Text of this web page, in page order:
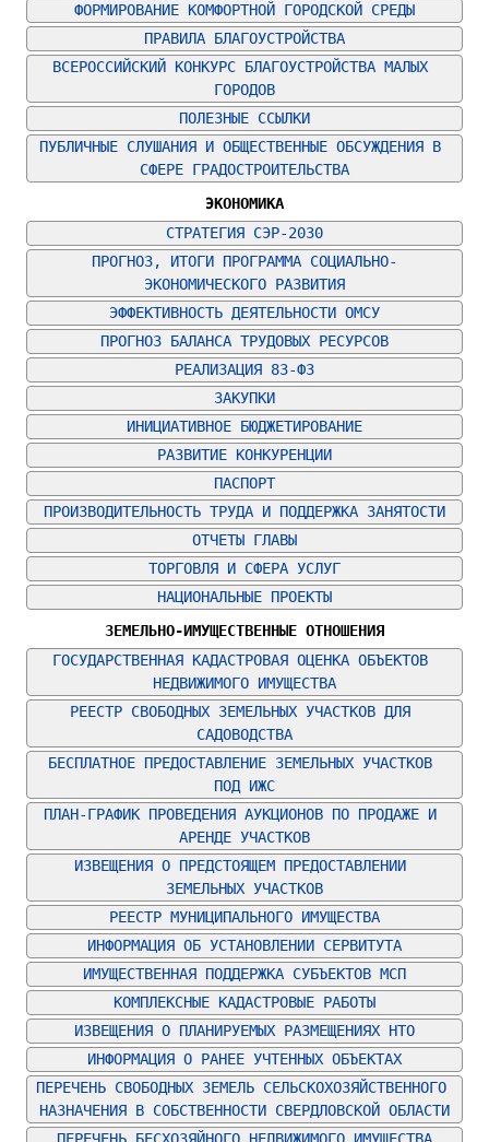
ФОРМИРОВАНИЕ КОМФОРТНОЙ ГОРОДСКОЙ СРЕДЫ
ПРАВИЛА БЛАГОУСТРОЙСТВА
ВСЕРОССИЙСКИЙ КОНКУРС БЛАГОУСТРОЙСТВА МАЛЫХ
ГОРОДОВ
ПОЛЕЗНЫЕ ССЫЛКИ
ПУБЛИЧНЫЕ СЛУШАНИЯ И ОБЩЕСТВЕННЫЕ ОБСУЖДЕНИЯ В
СФЕРЕ ГРАДОСТРОИТЕЛЬСТВА
ЭКОНОМИКА
СТРАТЕГИЯ СЭР-2030
ПРОГНОЗ, ИТОГИ ПРОГРАММА СОЦИАЛЬНО-
ЭКОНОМИЧЕСКОГО РАЗВИТИЯ
ЭФФЕКТИВНОСТЬ ДЕЯТЕЛЬНОСТИ ОМСУ
ПРОГНОЗ БАЛАНСА ТРУДОВЫХ РЕСУРСОВ
РЕАЛИЗАЦИЯ 83-ФЗ
ЗАКУПКИ
ИНИЦИАТИВНОЕ БЮДЖЕТИРОВАНИЕ
РАЗВИТИЕ КОНКУРЕНЦИИ
ПАСПОРТ
ПРОИЗВОДИТЕЛЬНОСТЬ ТРУДА И ПОДДЕРЖКА ЗАНЯТОСТИ
ОТЧЕТЫ ГЛАВЫ
ТОРГОВЛЯ И СФЕРА УСЛУГ
НАЦИОНАЛЬНЫЕ ПРОЕКТЫ
ЗЕМЕЛЬНО-ИМУЩЕСТВЕННЫЕ ОТНОШЕНИЯ
ГОСУДАРСТВЕННАЯ КАДАСТРОВАЯ ОЦЕНКА ОБЪЕКТОВ
НЕДВИЖИМОГО ИМУЩЕСТВА
РЕЕСТР СВОБОДНЫХ ЗЕМЕЛЬНЫХ УЧАСТКОВ ДЛЯ
САДОВОДСТВА
БЕСПЛАТНОЕ ПРЕДОСТАВЛЕНИЕ ЗЕМЕЛЬНЫХ УЧАСТКОВ
ПОД ИЖС
ПЛАН-ГРАФИК ПРОВЕДЕНИЯ АУКЦИОНОВ ПО ПРОДАЖЕ И
АРЕНДЕ УЧАСТКОВ
ИЗВЕЩЕНИЯ О ПРЕДСТОЯЩЕМ ПРЕДОСТАВЛЕНИИ
ЗЕМЕЛЬНЫХ УЧАСТКОВ
РЕЕСТР МУНИЦИПАЛЬНОГО ИМУЩЕСТВА
ИНФОРМАЦИЯ ОБ УСТАНОВЛЕНИИ СЕРВИТУТА
ИМУЩЕСТВЕННАЯ ПОДДЕРЖКА СУБЪЕКТОВ МСП
КОМПЛЕКСНЫЕ КАДАСТРОВЫЕ РАБОТЫ
ИЗВЕЩЕНИЯ О ПЛАНИРУЕМЫХ РАЗМЕЩЕНИЯХ НТО
ИНФОРМАЦИЯ О РАНЕЕ УЧТЕННЫХ ОБЪЕКТАХ
ПЕРЕЧЕНЬ СВОБОДНЫХ ЗЕМЕЛЬ СЕЛЬСКОХОЗЯЙСТВЕННОГО
НАЗНАЧЕНИЯ В СОБСТВЕННОСТИ СВЕРДЛОВСКОЙ ОБЛАСТИ